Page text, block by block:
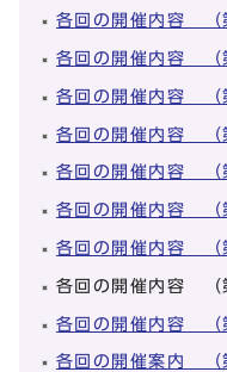
各回の開催内容 （
各回の開催内容 （
各回の開催内容 （
各回の開催内容 （
各回の開催内容 （
各回の開催内容 （
各回の開催内容 （
各回の開催内容 （
各回の開催内容 （
各回の開催案内 （